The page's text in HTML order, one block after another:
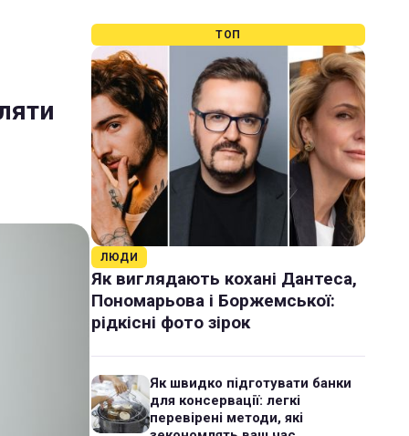
ТОП
ЛЮДИ
Як виглядають кохані Дантеса,
Пономарьова і Боржемської:
рідкісні фото зірок
Як швидко підготувати банки
для консервації: легкі
перевірені методи, які